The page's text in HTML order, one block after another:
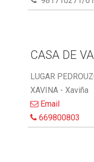
CASA DE
LUGAR
XAVINA - Xaviña
Email
669800803